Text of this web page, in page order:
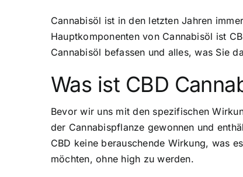
Cannabisöl ist in den letzten Jahren
Hauptkomponenten von Cannabisöl ist
Cannabisöl befassen und alles, was Sie
Was ist CBD
Bevor wir uns mit den spezifischen
der Cannabispflanze gewonnen und
CBD keine berauschende Wirkung, was
möchten, ohne high zu werden.